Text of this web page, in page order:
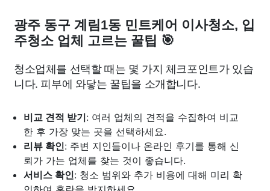
광주 동구 계림1동 민트케어 이사청소, 입
주청소 업체 고르는 꿀팁 🎯
청소업체를 선택할 때는 몇 가지 체크포인트가 있습
니다. 피부에 와닿는 꿀팁을 소개합니다.
비교 견적 받기: 여러 업체의 견적을 수집하여 비교
한 후 가장 맞는 곳을 선택하세요.
리뷰 확인: 주변 지인들이나 온라인 후기를 통해 신
뢰가 가는 업체를 찾는 것이 좋습니다.
서비스 확인: 청소 범위와 추가 비용에 대해 미리 확